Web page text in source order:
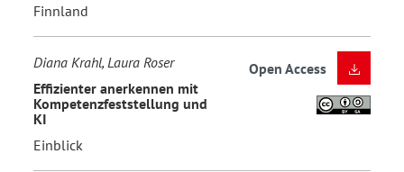
Finnland
Diana Krahl, Laura Roser
Effizienter anerkennen mit
Kompetenzfeststellung und
KI
Einblick
Open Access